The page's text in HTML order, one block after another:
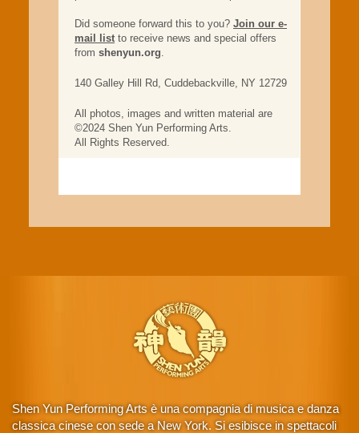
Shen Yun Performing Arts è una compagnia di musica e danza
classica cinese con sede a New York. Si esibisce in spettacoli